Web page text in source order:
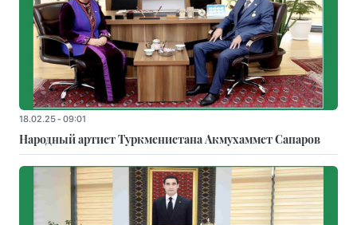
18.02.25 - 09:01
Народный артист Туркменистана Акмухаммет Сапаров